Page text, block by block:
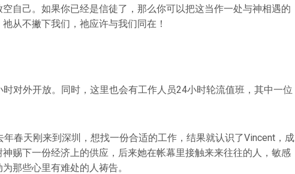
自己。如果你已经是信徒了，那么你可以把这当作一处与神相遇的
从不撇下我们，祂应许与我们同在！
对外开放。同时，这里也会有工作人员24小时轮流值班，其中一位
春天刚来到深圳，想找一份合适的工作，结果就认识了Vincent，成
赐下一份经济上的供应，后来她在帐幕里接触来来往往的人，敏感
那些心里有难处的人祷告。